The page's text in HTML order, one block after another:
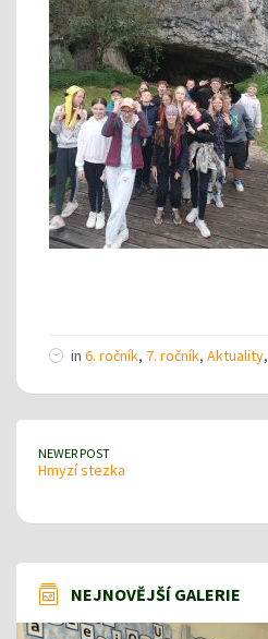
in 6. ročník, 7. ročník, Aktuality,
NEWER POST
Hmyzí stezka
NEJNOVĚJŠÍ GALERIE